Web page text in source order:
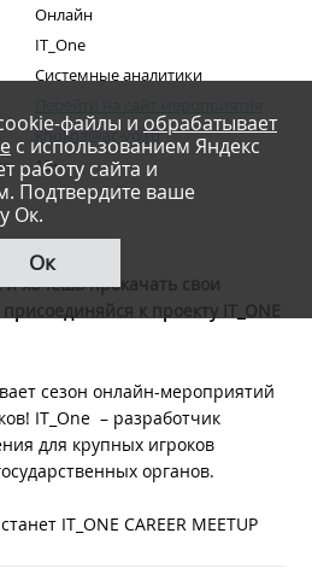
Онлайн
IT_One
Системные аналитики
kholina@ac-vo.ru
12+
и хочешь прокачать свои
к проекту IT_ONE
сезон онлайн-мероприятий
IT_One – разработчик
для крупных игроков
органов.
IT_ONE CAREER MEETUP
файлы и обрабатывает
с использованием Яндекс
работу сайта и
Подтвердите ваше
Ок.
Ок